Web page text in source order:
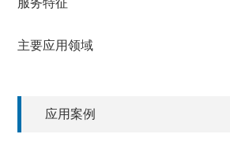
主要应用领域
应用案例